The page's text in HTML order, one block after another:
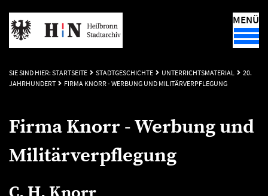
MENÜ
SIE SIND HIER: STARTSEITE STADTGESCHICHTE UNTERRICHTSMATERIAL
20.
JAHRHUNDERT
FIRMA KNORR - WERBUNG UND MILITÄRVERPFLEGUNG
Firma Knorr - Werbung und
Militärverpflegung